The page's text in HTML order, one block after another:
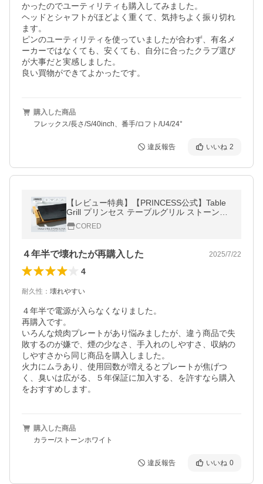
かったのでユーティリティも購入してみました。
ヘッドとシャフトがほどよく重くて、気持ちよく振り切れ
ます。
ピンのユーティリティを使っていましたが合わず、有名メ
ーカーではなくても、安くても、自分に合ったクラブ選び
が大事だと実感しました。
良い買物ができてよかったです。
購入した商品
フレックス/長さ/S/40inch、番手/ロフト/U4/24°
違反報告 いいね 2
【レビュー特典】【PRINCESS公式】Table
Grill プリンセス テーブルグリル ストーンブ
ラック ホットプレート 焼肉 おしゃれ ヘルシ
ー セラミック ギフト
CORED
４年半で壊れたが再購入した 2025/7/22
4
耐久性 ： 壊れやすい
４年半で電源が入らなくなりました。
再購入です。
いろんな焼肉プレートがあり悩みましたが、違う商品で失
敗するのが嫌で、煙の少なさ、手入れのしやすさ、収納の
しやすさから同じ商品を購入しました。
火力にムラあり、使用回数が増えるとプレートが焦げつ
く、臭いは広がる、５年保証に加入する、を許すなら購入
をおすすめします。
購入した商品
カラー/ストーンホワイト
違反報告 いいね 0